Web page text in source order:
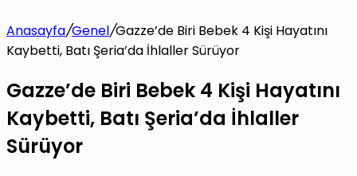
Anasayfa/Genel/Gazze’de Biri Bebek 4 Kişi Hayatını
Kaybetti, Batı Şeria’da İhlaller Sürüyor
Gazze’de Biri Bebek 4 Kişi Hayatını
Kaybetti, Batı Şeria’da İhlaller
Sürüyor